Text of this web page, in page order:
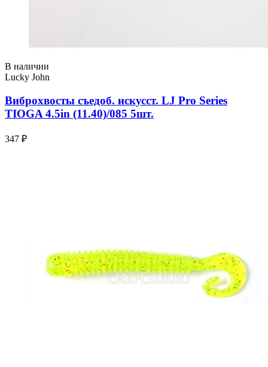
В наличии
Lucky John
Виброхвосты съедоб. искусст. LJ Pro Series
TIOGA 4.5in (11.40)/085 5шт.
347 ₽